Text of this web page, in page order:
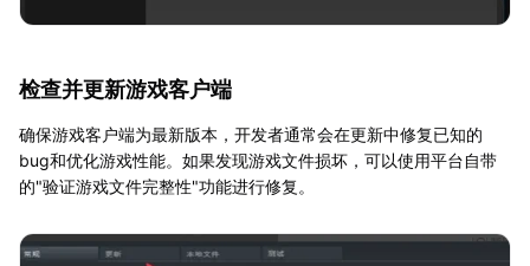
检查并更新游戏客户端
确保游戏客户端为最新版本，开发者通常会在更新中修复已知的
bug和优化游戏性能。如果发现游戏文件损坏，可以使用平台自带
的"验证游戏文件完整性"功能进行修复。